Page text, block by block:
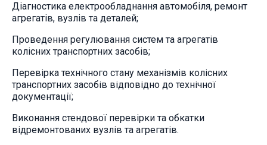
Діагностика електрообладнання автомобіля, ремонт
агрегатів, вузлів та деталей;
Проведення регулювання систем та агрегатів
колісних транспортних засобів;
Перевірка технічного стану механізмів колісних
транспортних засобів відповідно до технічної
документації;
Виконання стендової перевірки та обкатки
відремонтованих вузлів та агрегатів.